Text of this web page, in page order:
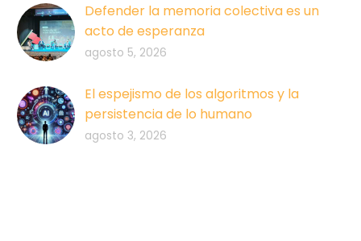
Defender la memoria colectiva es un
acto de esperanza
agosto 5, 2026
El espejismo de los algoritmos y la
persistencia de lo humano
agosto 3, 2026